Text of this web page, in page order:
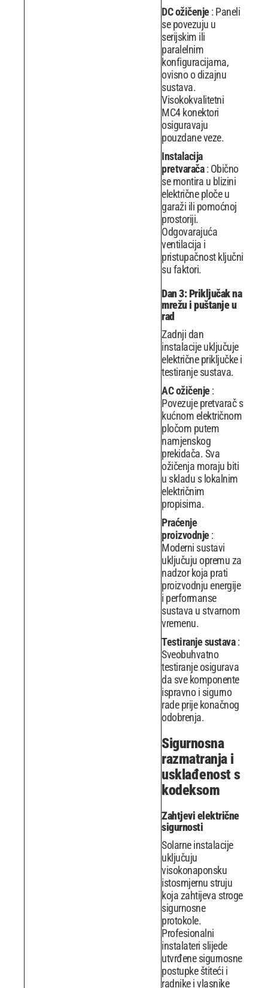
DC ožičenje : Paneli
se povezuju u
serijskim ili
paralelnim
konfiguracijama,
ovisno o dizajnu
sustava.
Visokokvalitetni
MC4 konektori
osiguravaju
pouzdane veze.
Instalacija
pretvarača: Obično
se montira u blizini
električne ploče u
garaži ili pomoćnoj
prostoriji.
Odgovarajuća
ventilacija i
pristupačnost ključni
su faktori.
Dan 3: Priključak na
mrežu i puštanje u
rad
Zadnji dan
instalacije uključuje
električne priključke i
testiranje sustava.
AC ožičenje :
Povezuje pretvarač s
kućnom električnom
pločom putem
namjenskog
prekidača. Sva
ožičenja moraju biti
u skladu s lokalnim
električnim
propisima.
Praćenje
proizvodnje :
Moderni sustavi
uključuju opremu za
nadzor koja prati
proizvodnju energije
i performanse
sustava u stvarnom
vremenu.
Testiranje sustava:
Sveobuhvatno
testiranje osigurava
da sve komponente
ispravno i sigurno
rade prije konačnog
odobrenja.
Sigurnosna
razmatranja i
usklađenost s
kodeksom
Zahtjevi električne
sigurnosti
Solarne instalacije
uključuju
visokonaponsku
istosmjernu struju
koja zahtijeva stroge
sigurnosne
protokole.
Profesionalni
instalateri slijede
utvrđene sigurnosne
postupke štiteći i
radnike i vlasnike